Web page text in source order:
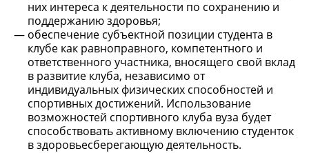
них интереса к деятельности по сохранению и
поддержанию здоровья;
обеспечение субъектной позиции студента в
клубе как равноправного, компетентного и
ответственного участника, вносящего свой вклад
в развитие клуба, независимо от
индивидуальных физических способностей и
спортивных достижений. Использование
возможностей спортивного клуба вуза будет
способствовать активному включению студенток
в здоровьесберегающую деятельность.